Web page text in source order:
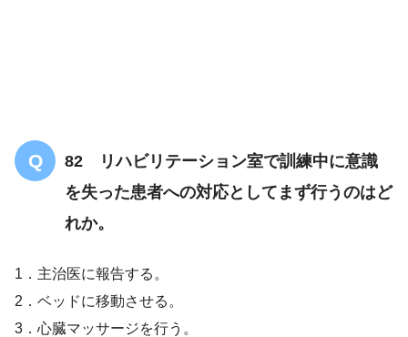
82 リハビリテーション室で訓練中に意識
を失った患者への対応としてまず行うのはど
れか。
1．主治医に報告する。
2．ベッドに移動させる。
3．心臓マッサージを行う。